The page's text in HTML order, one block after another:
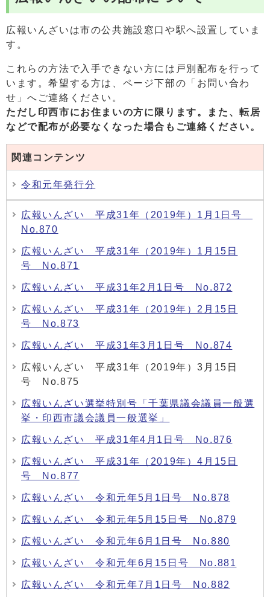
広報いんざいは市の公共施設窓口や駅へ設置していま
す。
これらの方法で入手できない方には戸別配布を行って
います。希望する方は、ページ下部の「お問い合わ
せ」へご連絡ください。
ただし印西市にお住まいの方に限ります。また、転居
などで配布が必要なくなった場合もご連絡ください。
関連コンテンツ
令和元年発行分
広報いんざい 平成31年（2019年）1月1日号
No.870
広報いんざい 平成31年（2019年）1月15日
号 No.871
広報いんざい 平成31年2月1日号 No.872
広報いんざい 平成31年（2019年）2月15日
号 No.873
広報いんざい 平成31年3月1日号 No.874
広報いんざい 平成31年（2019年）3月15日
号 No.875
広報いんざい選挙特別号「千葉県議会議員一般選
挙・印西市議会議員一般選挙」
広報いんざい 平成31年4月1日号 No.876
広報いんざい 平成31年（2019年）4月15日
号 No.877
広報いんざい 令和元年5月1日号 No.878
広報いんざい 令和元年5月15日号 No.879
広報いんざい 令和元年6月1日号 No.880
広報いんざい 令和元年6月15日号 No.881
広報いんざい 令和元年7月1日号 No.882